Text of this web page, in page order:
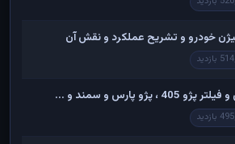
خودرو و تشریح عملکرد و نقش آن
پارس و سمند و ...